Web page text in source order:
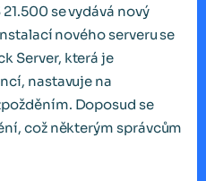
se vydává nový
nového serveru se
Server, která je
nastavuje na
Doposud se
což některým správcům